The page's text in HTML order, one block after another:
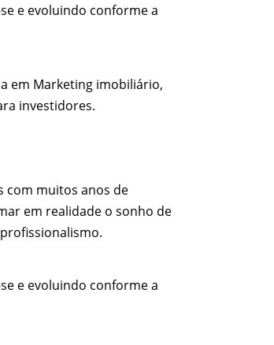
e evoluindo conforme a
em Marketing imobiliário,
investidores.
com muitos anos de
em realidade o sonho de
e evoluindo conforme a